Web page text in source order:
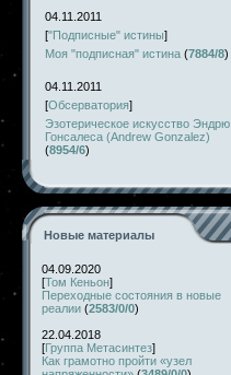
04.11.2011
["Подписные" истины]
Моя "подписная" истина (7884/8)
04.11.2011
[Обсерватория]
Эзотерическое искусство Эндрю
Гонсалеса (Andrew Gonzalez)
(8954/6)
Новые материалы
04.09.2020
[Том Кеньон]
Переходные состояния в новые
реалии (2583/0/0)
22.04.2018
[Группа Метасинтез]
Как грамотно пройти «узел